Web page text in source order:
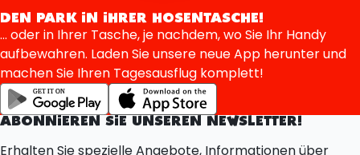
DEN PARK IN IHRER HOSENTASCHE!
... oder in Ihrer Tasche, je nachdem, wo Sie Ihr Handy
aufbewahren. Laden Sie unsere neue App herunter und
machen Sie Ihren Tagesausflug komplett!
ABONNIEREN SIE UNSEREN NEWSLETTER!
Erhalten Sie spezielle Angebote, Informationen über